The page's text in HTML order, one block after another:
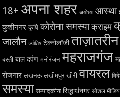
18+ अपना शहर अयोध्या आस्था
कुशीनगर कृषि कोरोना समस्या क्राइम
जालौन ज्योतिष टेक्नोलॉजी ताज़ातरीन
बस्ती बाल दर्पण मनोरंजन महराजगंज
रोजगार लखनऊ लखीमपुर खीरी वायरल
समस्या सम्पादकीय सिद्धार्थनगर सोशल